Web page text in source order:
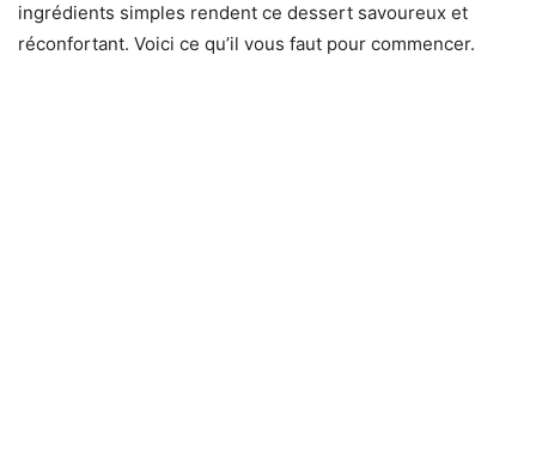
ingrédients simples rendent ce dessert savoureux et
réconfortant. Voici ce qu’il vous faut pour commencer.